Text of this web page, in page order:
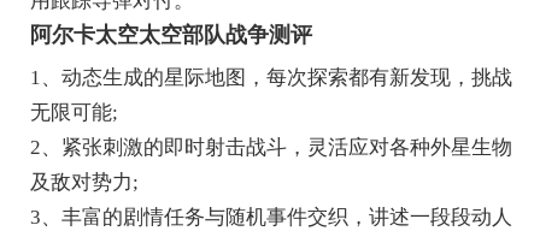
阿尔卡太空太空部队战争测评
1、动态生成的星际地图，每次探索都有新发现，挑战
无限可能;
2、紧张刺激的即时射击战斗，灵活应对各种外星生物
及敌对势力;
3、丰富的剧情任务与随机事件交织，讲述一段段动人